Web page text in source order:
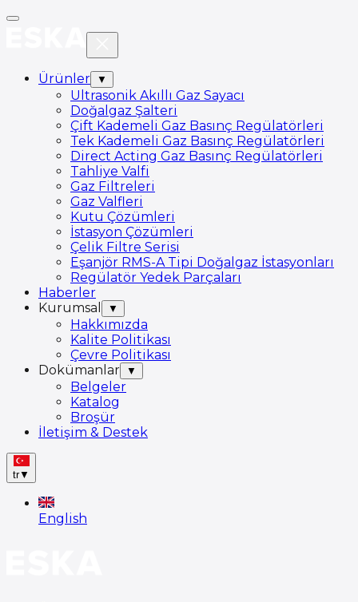
Ürünler ▼
Ultrasonik Akıllı Gaz Sayacı
Doğalgaz Şalteri
Çift Kademeli Gaz Basınç Regülatörleri
Tek Kademeli Gaz Basınç Regülatörleri
Direct Acting Gaz Basınç Regülatörleri
Tahliye Valfi
Gaz Filtreleri
Gaz Valfleri
Kutu Çözümleri
İstasyon Çözümleri
Çelik Filtre Serisi
Eşanjör RMS-A Tipi Doğalgaz İstasyonları
Regülatör Yedek Parçaları
Haberler
Kurumsal
▼
Hakkımızda
Kalite Politikası
Çevre Politikası
Dokümanlar
▼
Belgeler
Katalog
Broşür
İletişim & Destek
tr▼
English